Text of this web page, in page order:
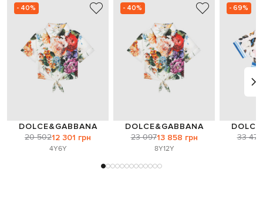
- 40%
DOLCE&GABBANA
20 50212 301 грн
4Y6Y
- 40%
DOLCE&GABBANA
23 09713 858 грн
8Y12Y
- 69%
33 477